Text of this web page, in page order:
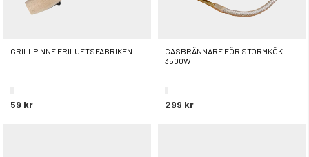
GRILLPINNE FRILUFTSFABRIKEN
59 kr
GASBRÄNNARE FÖR STORMKÖK
3500W
299 kr